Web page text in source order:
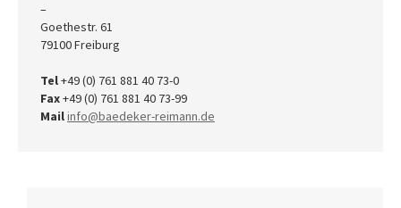
–
Goethestr. 61
79100 Freiburg
Tel+49 (0) 761 881 40 73-0
Fax+49 (0) 761 881 40 73-99
Mailinfo@baedeker-reimann.de